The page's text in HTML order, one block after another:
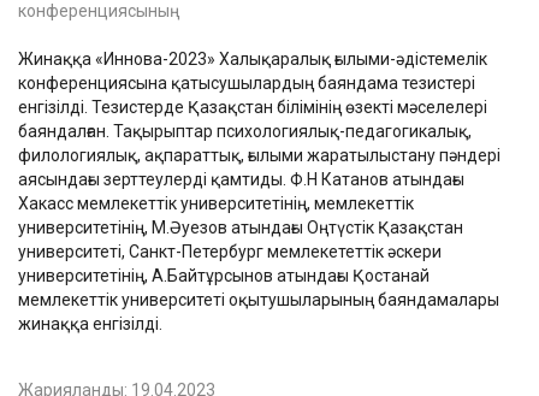
конференциясының
Жинаққа «Иннова-2023» Халықаралық ғылыми-әдістемелік
конференциясына қатысушылардың баяндама тезистері
енгізілді. Тезистерде Қазақстан білімінің өзекті мәселелері
баяндалған. Тақырыптар психологиялық-педагогикалық,
филологиялық, ақпараттық, ғылыми жаратылыстану пәндері
аясындағы зерттеулерді қамтиды. Ф.Н Катанов атындағы
Хакасс мемлекеттік университетінің, мемлекеттік
университетінің, М.Әуезов атындағы Оңтүстік Қазақстан
университеті, Санкт-Петербург мемлекететтік әскери
университетінің, А.Байтұрсынов атындағы Қостанай
мемлекеттік университеті оқытушыларының баяндамалары
жинаққа енгізілді.
Жарияланды: 19.04.2023